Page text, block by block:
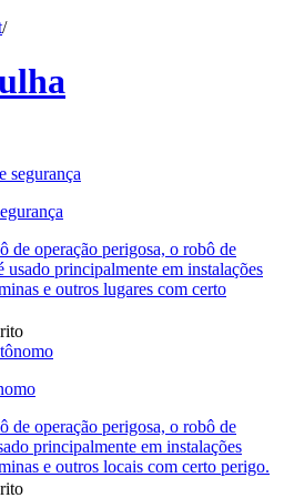
/
de operação perigosa, o robô de
usado principalmente em instalações
e outros lugares com certo
de operação perigosa, o robô de
principalmente em instalações
e outros locais com certo perigo.